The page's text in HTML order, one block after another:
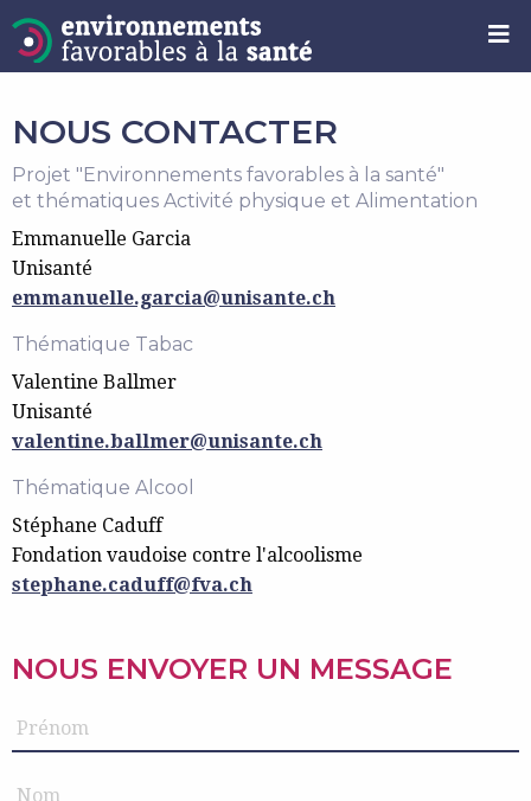
NOUS CONTACTER
Projet "Environnements favorables à la santé"
et thématiques Activité physique et Alimentation
Emmanuelle Garcia
Unisanté
emmanuelle.garcia@unisante.ch
Thématique Tabac
Valentine Ballmer
Unisanté
valentine.ballmer@unisante.ch
Thématique Alcool
Stéphane Caduff
Fondation vaudoise contre l'alcoolisme
stephane.caduff@fva.ch
NOUS ENVOYER UN MESSAGE